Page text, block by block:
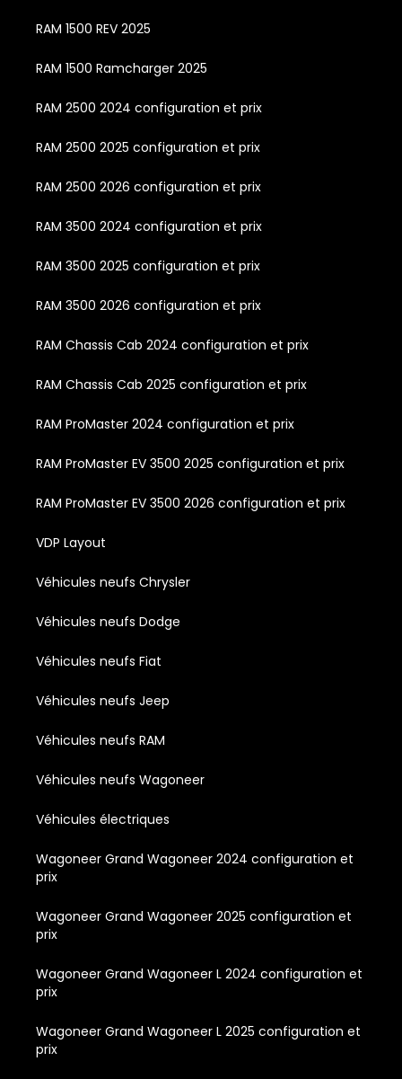
RAM 1500 REV 2025
RAM 1500 Ramcharger 2025
RAM 2500 2024 configuration et prix
RAM 2500 2025 configuration et prix
RAM 2500 2026 configuration et prix
RAM 3500 2024 configuration et prix
RAM 3500 2025 configuration et prix
RAM 3500 2026 configuration et prix
RAM Chassis Cab 2024 configuration et prix
RAM Chassis Cab 2025 configuration et prix
RAM ProMaster 2024 configuration et prix
RAM ProMaster EV 3500 2025 configuration et prix
RAM ProMaster EV 3500 2026 configuration et prix
VDP Layout
Véhicules neufs Chrysler
Véhicules neufs Dodge
Véhicules neufs Fiat
Véhicules neufs Jeep
Véhicules neufs RAM
Véhicules neufs Wagoneer
Véhicules électriques
Wagoneer Grand Wagoneer 2024 configuration et
prix
Wagoneer Grand Wagoneer 2025 configuration et
prix
Wagoneer Grand Wagoneer L 2024 configuration et
prix
Wagoneer Grand Wagoneer L 2025 configuration et
prix